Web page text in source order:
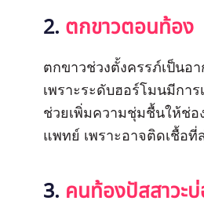
2. ตกขาวตอนท้อง
ตกขาวช่วงตั้งครรภ์เป็นอ
เพราะระดับฮอร์โมนมีกา
ช่วยเพิ่มความชุ่มชื้นให้ช่อ
แพทย์ เพราะอาจติดเชื้อที่
3. คนท้องปัสสาวะ